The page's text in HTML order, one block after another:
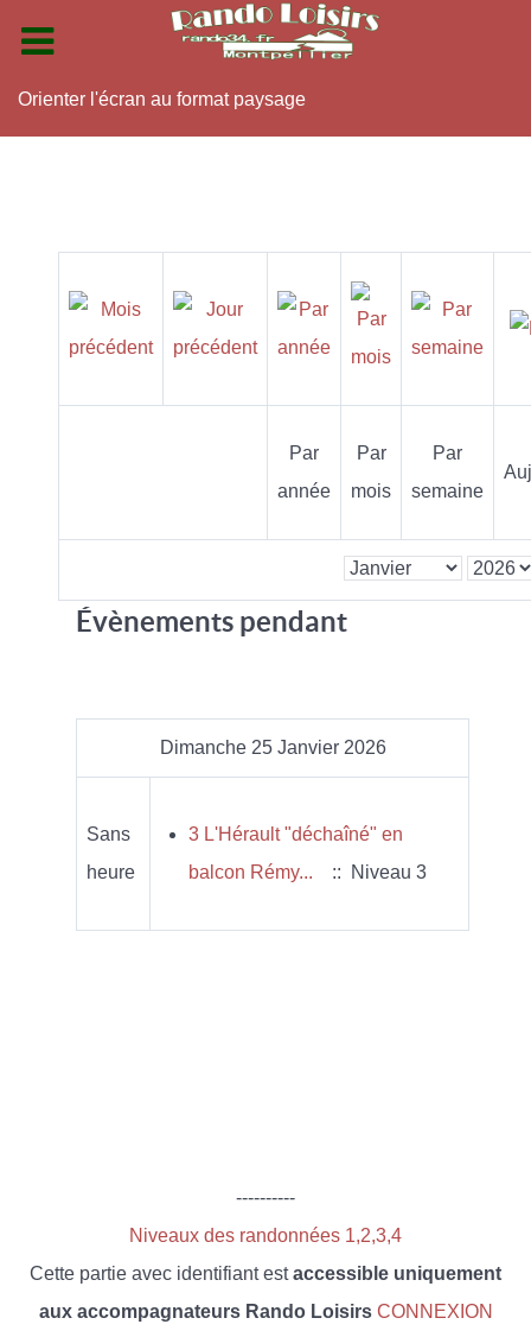
Orienter l'écran au format paysage
Par
année
Par
mois
Par
semaine
Évènements pendant
Dimanche 25 Janvier 2026
Sans
heure
3 L'Hérault "déchaîné" en
balcon Rémy...
:: Niveau 3
----------
Niveaux des randonnées 1,2,3,4
Cette partie avec identifiant estaccessible uniquement
aux accompagnateurs Rando Loisirs CONNEXION